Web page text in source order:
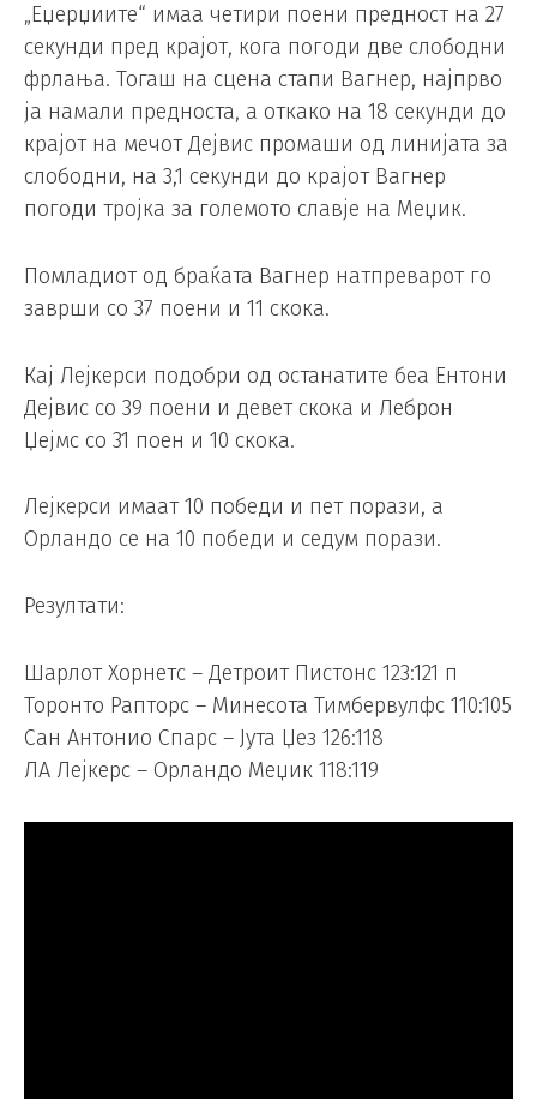
„Еџерџиите“ имаа четири поени предност на 27
секунди пред крајот, кога погоди две слободни
фрлања. Тогаш на сцена стапи Вагнер, најпрво
ја намали предноста, а откако на 18 секунди до
крајот на мечот Дејвис промаши од линијата за
слободни, на 3,1 секунди до крајот Вагнер
погоди тројка за големото славје на Меџик.
Помладиот од браќата Вагнер натпреварот го
заврши со 37 поени и 11 скока.
Кај Лејкерси подобри од останатите беа Ентони
Дејвис со 39 поени и девет скока и Леброн
Џејмс со 31 поен и 10 скока.
Лејкерси имаат 10 победи и пет порази, а
Орландо се на 10 победи и седум порази.
Резултати:
Шарлот Хорнетс – Детроит Пистонс 123:121 п
Торонто Рапторс – Минесота Тимбервулфс 110:105
Сан Антонио Спарс – Јута Џез 126:118
ЛА Лејкерс – Орландо Меџик 118:119